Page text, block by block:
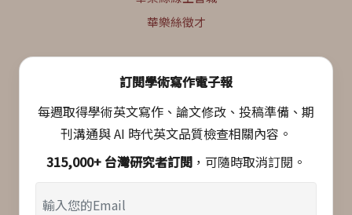
華樂絲徵才
訂閱學術寫作電子報
每週取得學術英文寫作、論文修改、投稿準備、期
刊溝通與 AI 時代英文品質檢查相關內容。
315,000+ 台灣研究者訂閱 ，可隨時取消訂閱。